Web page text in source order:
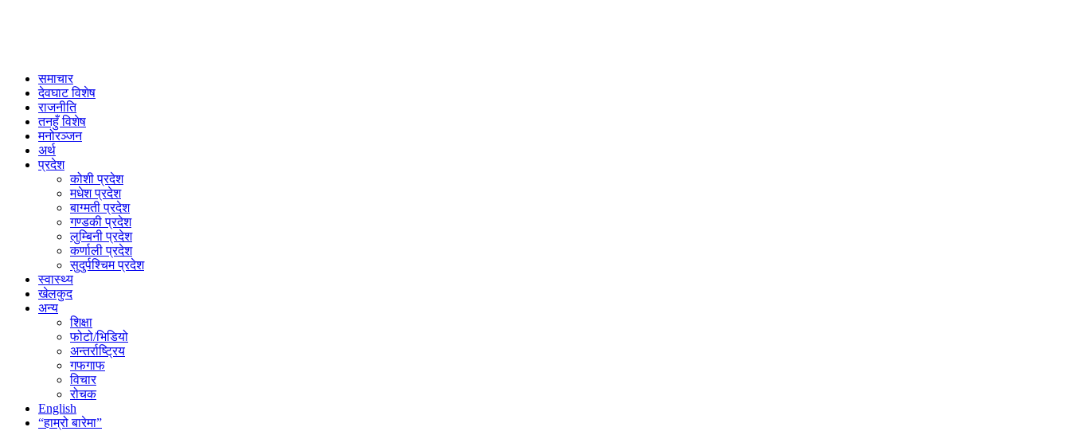
समाचार
देवघाट विशेष
राजनीति
तनहुँ विशेष
मनोरञ्जन
अर्थ
प्रदेश
कोशी प्रदेश
मधेश प्रदेश
बाग्मती प्रदेश
गण्डकी प्रदेश
लुम्बिनी प्रदेश
कर्णाली प्रदेश
सुदुर्पश्चिम प्रदेश
स्वास्थ्य
खेलकुद
अन्य
शिक्षा
फोटो/भिडियो
अन्तर्राष्ट्रिय
गफगाफ
विचार
रोचक
English
“हाम्रो बारेमा”